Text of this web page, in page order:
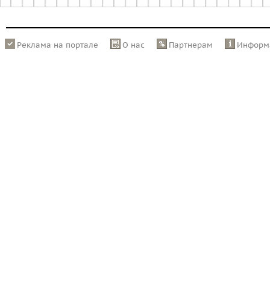
Реклама на портале О нас Партнерам